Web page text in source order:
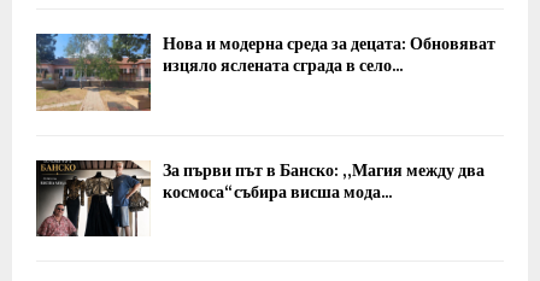
Нова и модерна среда за децата: Обновяват
изцяло яслената сграда в село...
За първи път в Банско: „Магия между два
космоса“ събира висша мода...